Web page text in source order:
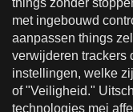
things zonder
met ingebouwd
aanpassen things
verwijderen trackers
instellingen, welke
of "Veiligheid."
technologies mei